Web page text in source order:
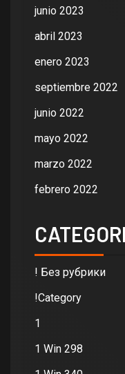
junio 2023
abril 2023
enero 2023
septiembre 2022
junio 2022
mayo 2022
marzo 2022
febrero 2022
! Без рубрики
!Category
1
1 Win 298